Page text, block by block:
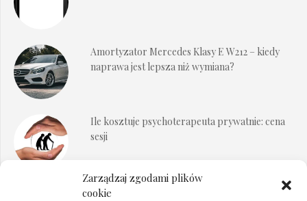
Zarządzaj zgodami plików
cookie
Amortyzator Mercedes Klasy E W212 – kiedy
naprawa jest lepsza niż wymiana?
Ile kosztuje psychoterapeuta prywatnie: cena
sesji
Dokumenty do odbioru przy zmianie biura